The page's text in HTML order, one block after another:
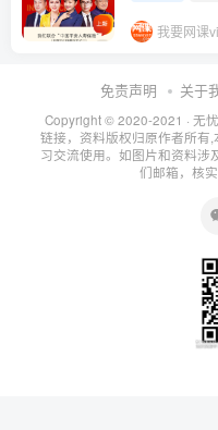
我要网课
免责声明 关于
Copyright © 2020-2021 · 无
链接，资料版权归原作者所有
习交流使用。如图片和资料涉
们邮箱，核